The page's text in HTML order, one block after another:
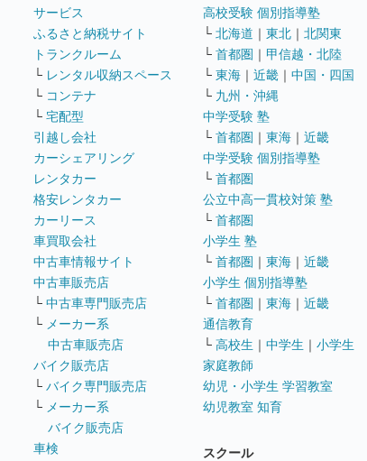
サービス
ふるさと納税サイト
トランクルーム
└ レンタル収納スペース
└ コンテナ
└ 宅配型
引越し会社
カーシェアリング
レンタカー
格安レンタカー
カーリース
車買取会社
中古車情報サイト
中古車販売店
└ 中古車専門販売店
└ メーカー系
中古車販売店
バイク販売店
└ バイク専門販売店
└ メーカー系
バイク販売店
車検
高校受験 個別指導塾
└ 北海道 ｜ 東北 ｜ 北関東
└ 首都圏 ｜ 甲信越・北陸
└ 東海 ｜ 近畿 ｜ 中国・四国
└ 九州・沖縄
中学受験 塾
└ 首都圏 ｜ 東海 ｜ 近畿
中学受験 個別指導塾
└ 首都圏
公立中高一貫校対策 塾
└ 首都圏
小学生 塾
└ 首都圏 ｜ 東海 ｜ 近畿
小学生 個別指導塾
└ 首都圏 ｜ 東海 ｜ 近畿
通信教育
└ 高校生 ｜ 中学生 ｜ 小学生
家庭教師
幼児・小学生 学習教室
幼児教室 知育
スクール